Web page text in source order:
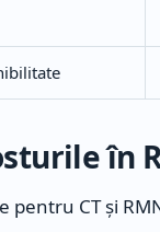
în
pentru CT și